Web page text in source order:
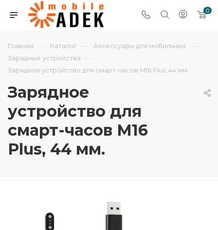
0
Главная — Каталог — Аксессуары для мобильных —
Зарядные устройства —
Зарядное устройство для смарт-часов M16 Plus, 44 мм.
Зарядное
устройство для
смарт-часов M16
Plus, 44 мм.